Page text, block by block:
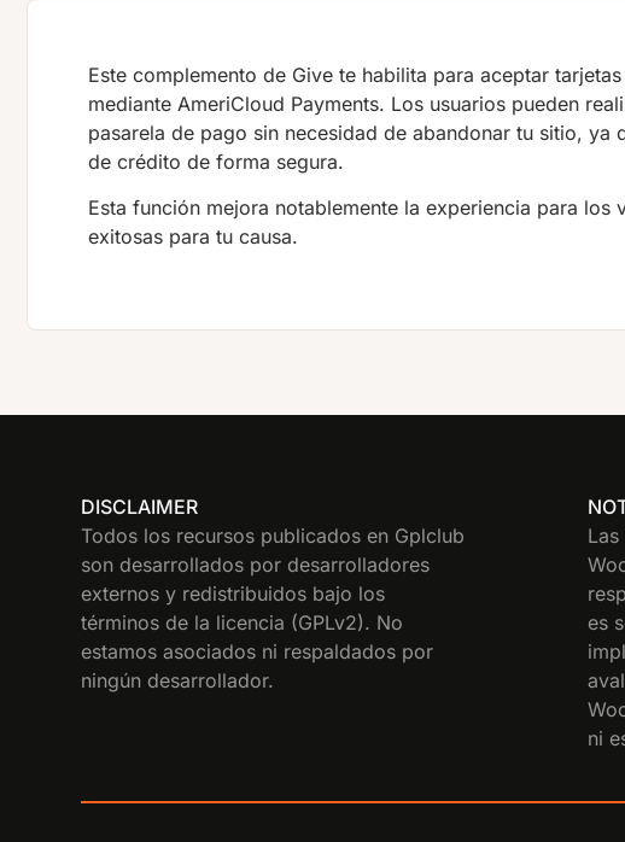
Este complemento de Give te habilita para aceptar
mediante AmeriCloud Payments. Los usuarios pueden
pasarela de pago sin necesidad de abandonar tu sitio, ya
de crédito de forma segura.
Esta función mejora notablemente la experiencia para los
exitosas para tu causa.
DISCLAIMER
Todos los recursos publicados en Gplclub
son desarrollados por desarrolladores
externos y redistribuidos bajo los
términos de la licencia (GPLv2). No
estamos asociados ni respaldados por
ningún desarrollador.
es
ni